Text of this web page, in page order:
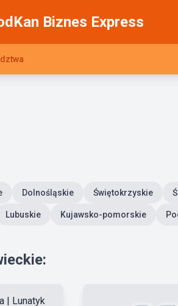
Biznes Express
Dolnośląskie Świętokrzyskie
Lubuskie Kujawsko-pomorskie